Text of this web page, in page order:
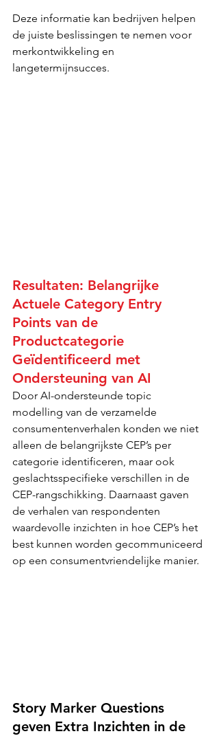
Deze informatie kan bedrijven helpen
de juiste beslissingen te nemen voor
merkontwikkeling en
langetermijnsucces.
Resultaten: Belangrijke
Actuele Category Entry
Points van de
Productcategorie
Geïdentificeerd met
Ondersteuning van AI
Door AI-ondersteunde topic
modelling van de verzamelde
consumentenverhalen konden we niet
alleen de belangrijkste CEP’s per
categorie identificeren, maar ook
geslachtsspecifieke verschillen in de
CEP-rangschikking. Daarnaast gaven
de verhalen van respondenten
waardevolle inzichten in hoe CEP’s het
best kunnen worden gecommuniceerd
op een consumentvriendelijke manier.
Story Marker Questions
geven Extra Inzichten in de